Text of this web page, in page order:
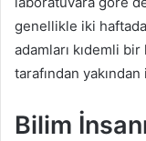
genellikle iki
adamları kıdemli
tarafından
Bilim